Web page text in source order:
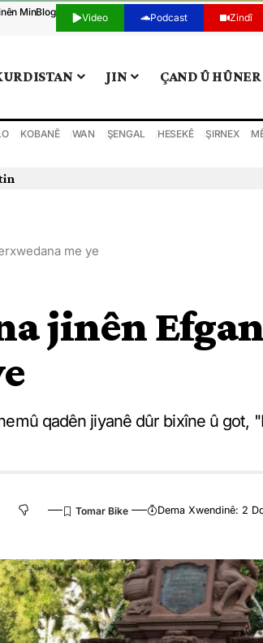
MinBlog Video Podcast Zindî
JIN ÇAND Û HÛNER
KOBANÊ WAN ŞENGAL HESEKÊ ŞIRNEX
me ye
jinên Efgan
qadên jiyanê dûr bixîne û got,
Dema Xwendinê: 2